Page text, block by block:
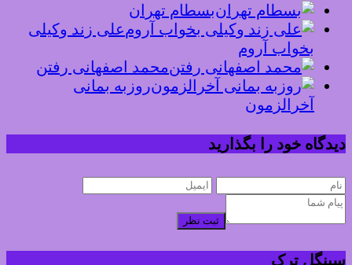
بسطام تهران
علی زند وکیلی
بخواب آروم
محمد اصفهانی رفتن
روزبه بمانی
آخرالزمون
دیدگاه خود را بگذارید
ثبت نظر
سینگل ترک